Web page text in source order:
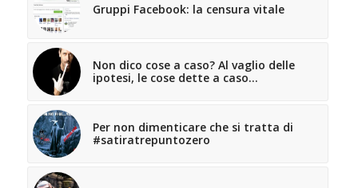
Gruppi Facebook: la censura vitale
Non dico cose a caso? Al vaglio delle
ipotesi, le cose dette a caso…
Per non dimenticare che si tratta di
‪#‎satiratrepuntozero